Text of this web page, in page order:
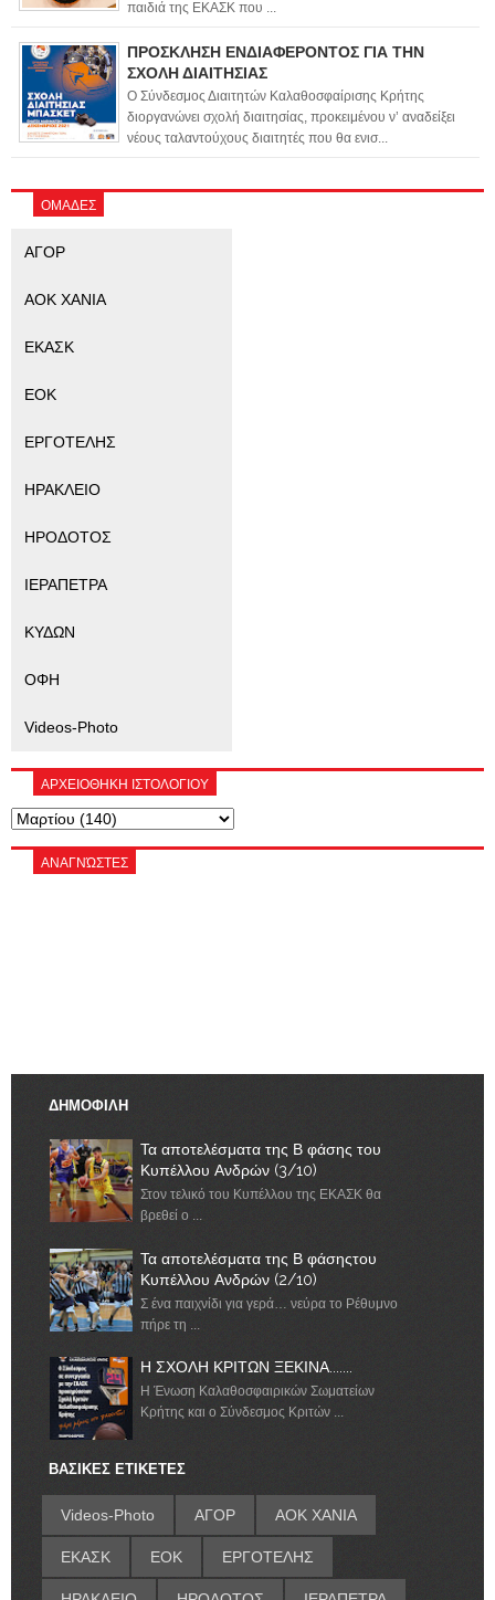
παιδιά της ΕΚΑΣΚ που ...
ΠΡΟΣΚΛΗΣΗ ΕΝΔΙΑΦΕΡΟΝΤΟΣ ΓΙΑ ΤΗΝ
ΣΧΟΛΗ ΔΙΑΙΤΗΣΙΑΣ
Ο Σύνδεσμος Διαιτητών Καλαθοσφαίρισης Κρήτης
διοργανώνει σχολή διαιτησίας, προκειμένου ν’ αναδείξει
νέους ταλαντούχους διαιτητές που θα ενισ...
ΟΜΑΔΕΣ
ΑΓΟΡ
ΑΟΚ ΧΑΝΙΑ
ΕΚΑΣΚ
ΕΟΚ
ΕΡΓΟΤΕΛΗΣ
ΗΡΑΚΛΕΙΟ
ΗΡΟΔΟΤΟΣ
ΙΕΡΑΠΕΤΡΑ
ΚΥΔΩΝ
ΟΦΗ
Videos-Photo
ΑΡΧΕΙΟΘΗΚΗ ΙΣΤΟΛΟΓΙΟΥ
ΑΝΑΓΝΏΣΤΕΣ
ΔΗΜΟΦΙΛΗ
Τα αποτελέσματα της Β φάσης του
Κυπέλλου Ανδρών (3/10)
Στον τελικό του Κυπέλλου της ΕΚΑΣΚ θα
βρεθεί ο ...
Τα αποτελέσματα της Β φάσηςτου
Κυπέλλου Ανδρών (2/10)
Σ ένα παιχνίδι για γερά… νεύρα το Ρέθυμνο
πήρε τη ...
Η ΣΧΟΛΗ ΚΡΙΤΩΝ ΞΕΚΙΝΑ.......
Η Ένωση Καλαθοσφαιρικών Σωματείων
Κρήτης και ο Σύνδεσμος Κριτών ...
ΒΑΣΙΚΕΣ ΕΤΙΚΕΤΕΣ
Videos-Photo ΑΓΟΡ ΑΟΚ ΧΑΝΙΑ
ΕΚΑΣΚ ΕΟΚ ΕΡΓΟΤΕΛΗΣ